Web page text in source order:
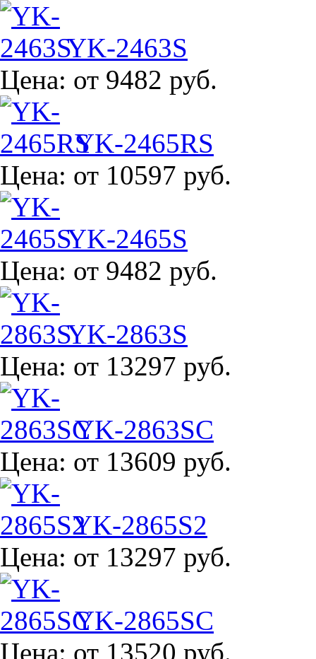
YK-2463S
Цена: от 9482 руб.
YK-2465RS
Цена: от 10597 руб.
YK-2465S
Цена: от 9482 руб.
YK-2863S
Цена: от 13297 руб.
YK-2863SC
Цена: от 13609 руб.
YK-2865S2
Цена: от 13297 руб.
YK-2865SC
Цена: от 13520 руб.